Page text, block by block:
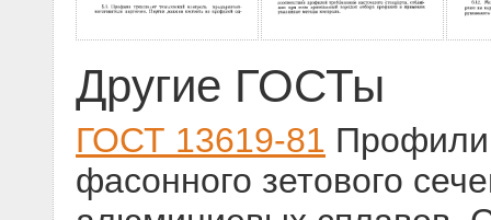
Другие ГОСТы
ГОСТ 13619-81 Профили
фасонного зетового